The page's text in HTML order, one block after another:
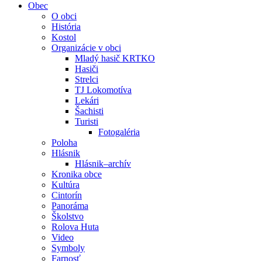
Obec
O obci
História
Kostol
Organizácie v obci
Mladý hasič KRTKO
Hasiči
Strelci
TJ Lokomotíva
Lekári
Šachisti
Turisti
Fotogaléria
Poloha
Hlásnik
Hlásnik–archív
Kronika obce
Kultúra
Cintorín
Panoráma
Školstvo
Rolova Huta
Video
Symboly
Farnosť